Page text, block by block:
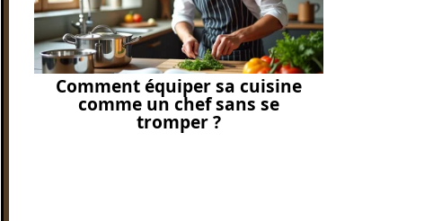
Comment équiper sa cuisine
comme un chef sans se
tromper ?